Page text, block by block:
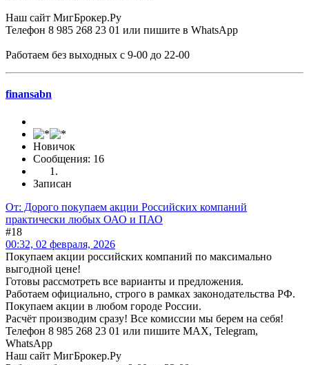
Наш сайт МигБрокер.Ру
Телефон 8 985 268 23 01 или пишите в WhatsApp
Работаем без выходных с 9-00 до 22-00
finansabn
Новичок
Сообщения: 16
Записан
От: Дорого покупаем акции Российских компаний
практически любых ОАО и ПАО
#18
00:32, 02 февраля, 2026
Покупаем акции российских компаний по максимально
выгодной цене!
Готовы рассмотреть все варианты и предложения.
Работаем официально, строго в рамках законодательства РФ.
Покупаем акции в любом городе России.
Расчёт производим сразу! Все комиссии мы берем на себя!
Телефон 8 985 268 23 01 или пишите MAX, Telegram,
WhatsApp
Наш сайт МигБрокер.Ру